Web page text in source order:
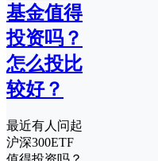
基金值得
投资吗？
怎么投比
较好？
最近有人问起
沪深300ETF